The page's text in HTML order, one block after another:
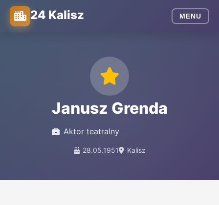
24 Kalisz MENU
Janusz Grenda
Aktor teatralny
28.05.1951 Kalisz